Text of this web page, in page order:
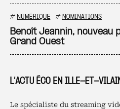
L’ACTU ÉCO EN ILLE-ET-
Le spécialiste du streaming
# NUMÉRIQUE # NOMINATIONS
Benoît Jeannin, nouveau
Grand Ouest